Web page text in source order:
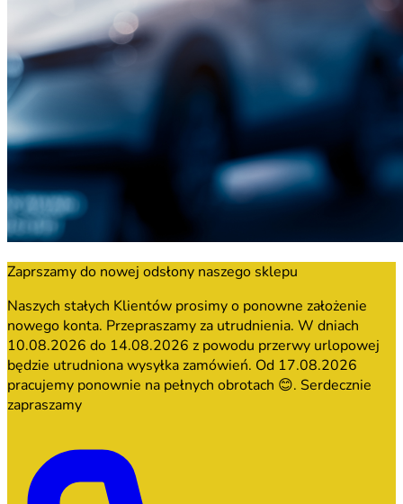
Zaprszamy do nowej odsłony naszego sklepu
Naszych stałych Klientów prosimy o ponowne założenie
nowego konta. Przepraszamy za utrudnienia. W dniach
10.08.2026 do 14.08.2026 z powodu przerwy urlopowej
będzie utrudniona wysyłka zamówień. Od 17.08.2026
pracujemy ponownie na pełnych obrotach 😊. Serdecznie
zapraszamy